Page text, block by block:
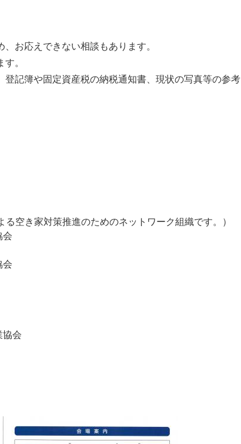
お応えできない相談もあります。
。
記簿や固定資産税の納税通知書、現状の写真等の参考
る空き家対策推進のためのネットワーク組織です。）
会